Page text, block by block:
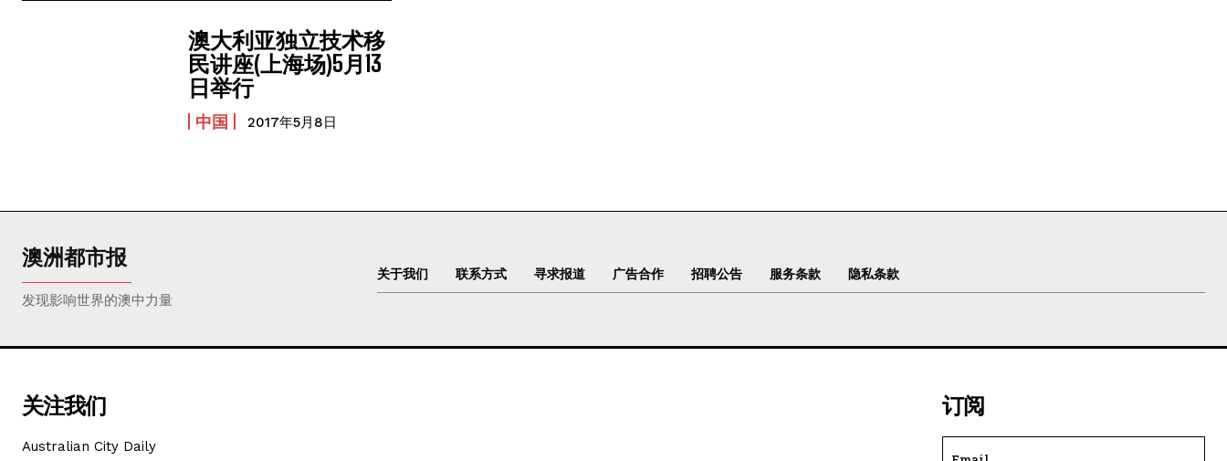
澳大利亚独立技术移
民讲座(上海场)5月13
日举行
中国 2017年5月8日
澳洲都市报
发现影响世界的澳中力量
关于我们 联系方式 寻求报道 广告合作 招聘公告 服务条款 隐私条款
关注我们
Australian City Daily
订阅